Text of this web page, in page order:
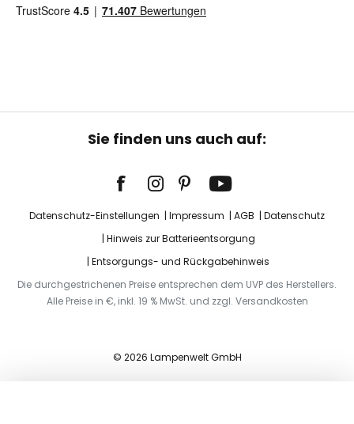
Sie finden uns auch auf:
Datenschutz-Einstellungen Impressum AGB
Datenschutz
Hinweis zur Batterieentsorgung
Entsorgungs- und Rückgabehinweis
Die durchgestrichenen Preise entsprechen dem UVP des Herstellers.
Alle Preise in €, inkl. 19 % MwSt. und zzgl. Versandkosten
© 2026 Lampenwelt GmbH